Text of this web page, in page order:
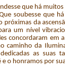
que há
soubesse que
próximas da
um nível
concordaram em
caminho da
as suas
e o honramos por